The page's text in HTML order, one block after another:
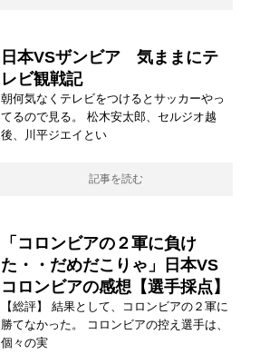
日本VSザンビア 気ままにテ
レビ観戦記
朝何気なくテレビをつけるとサッカーやっ
てるので見る。 松木安太郎、セルジオ越
後、川平ジエイとい
記事を読む
「コロンビアの２軍に負け
た・・だめだこりゃ」日本VS
コロンビアの感想【選手採点】
【総評】 結果として、コロンビアの２軍に
勝てなかった。 コロンビアの控え選手は、
個々の実